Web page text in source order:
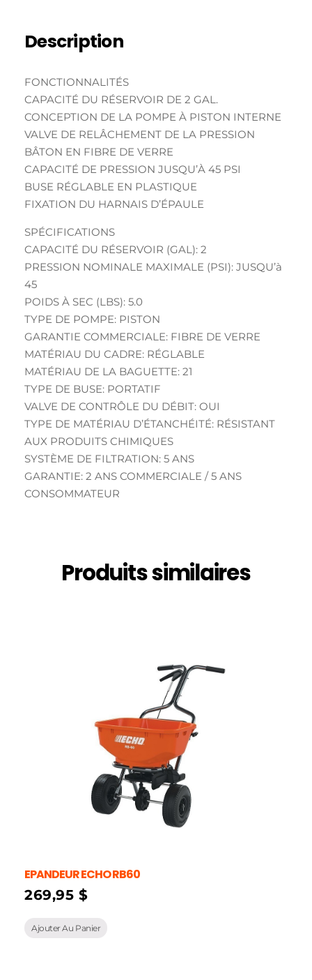
Description
FONCTIONNALITÉS
CAPACITÉ DU RÉSERVOIR DE 2 GAL.
CONCEPTION DE LA POMPE À PISTON INTERNE
VALVE DE RELÂCHEMENT DE LA PRESSION
BÂTON EN FIBRE DE VERRE
CAPACITÉ DE PRESSION JUSQU’À 45 PSI
BUSE RÉGLABLE EN PLASTIQUE
FIXATION DU HARNAIS D’ÉPAULE
SPÉCIFICATIONS
CAPACITÉ DU RÉSERVOIR (GAL): 2
PRESSION NOMINALE MAXIMALE (PSI): JUSQU’à
45
POIDS À SEC (LBS): 5.0
TYPE DE POMPE: PISTON
GARANTIE COMMERCIALE: FIBRE DE VERRE
MATÉRIAU DU CADRE: RÉGLABLE
MATÉRIAU DE LA BAGUETTE: 21
TYPE DE BUSE: PORTATIF
VALVE DE CONTRÔLE DU DÉBIT: OUI
TYPE DE MATÉRIAU D’ÉTANCHÉITÉ: RÉSISTANT
AUX PRODUITS CHIMIQUES
SYSTÈME DE FILTRATION: 5 ANS
GARANTIE: 2 ANS COMMERCIALE / 5 ANS
CONSOMMATEUR
Produits similaires
EPANDEUR ECHO RB60
269,95$
Ajouter Au Panier